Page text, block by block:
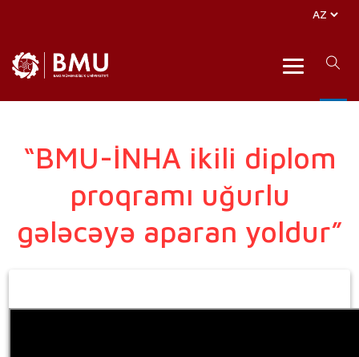
“BMU-İNHA ikili diplom
proqramı uğurlu
gələcəyə aparan yoldur”